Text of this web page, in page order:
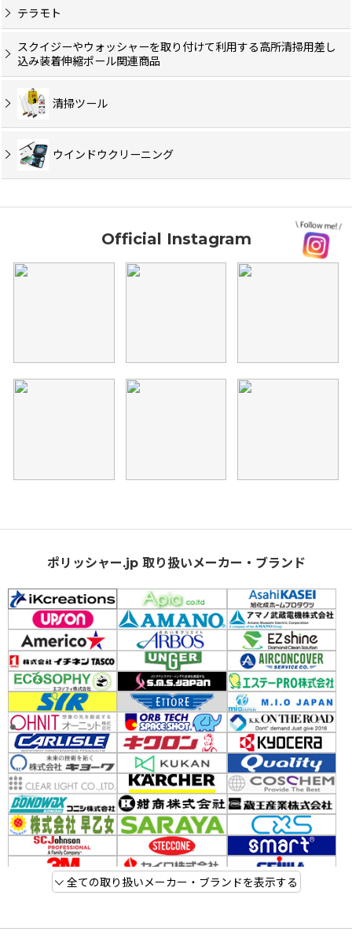
テラモト
スクイジーやウォッシャーを取り付けて利用する高所清掃用差し
込み装着伸縮ポール関連商品
清掃ツール
ウインドウクリーニング
Official Instagram
ポリッシャー.jp 取り扱いメーカー・ブランド
全ての取り扱いメーカー・ブランドを表示する